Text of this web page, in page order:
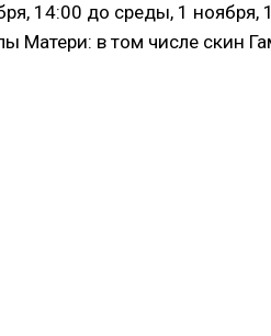
14:00 до среды, 1
Матери: в том числе скин